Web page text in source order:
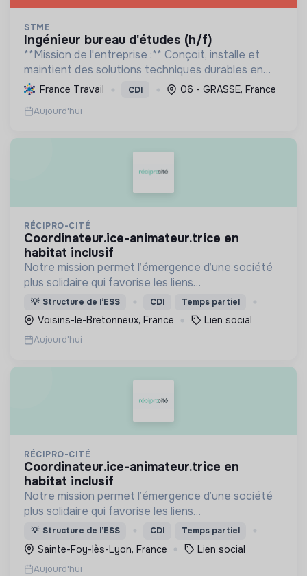
STME
ingénieur bureau d'études (h/f)
**Mission de l'entreprise :** Conçoit, installe et
maintient des solutions techniques durables en
génie climatique, électrique et plomberie. Certifiée
RGE, elle optimise l'énergie et le bien-être, pou...
France Travail CDI 06 - GRASSE, France
Aujourd'hui
RÉCIPRO-CITÉ
coordinateur.ice-animateur.trice en
habitat inclusif
Notre mission permet l’émergence d’une société
plus solidaire qui favorise les liens
intergénérationnels pour accompagner le
vieillissement de la population et agir contre le
délitement du lien social
💡 Structure de l’ESS CDI Temps partiel
Voisins-le-Bretonneux, France Lien social
Aujourd'hui
RÉCIPRO-CITÉ
coordinateur.ice-animateur.trice en
habitat inclusif
Notre mission permet l’émergence d’une société
plus solidaire qui favorise les liens
intergénérationnels pour accompagner le
vieillissement de la population et agir contre le
délitement du lien social
💡 Structure de l’ESS CDI Temps partiel
Sainte-Foy-lès-Lyon, France Lien social
Aujourd'hui